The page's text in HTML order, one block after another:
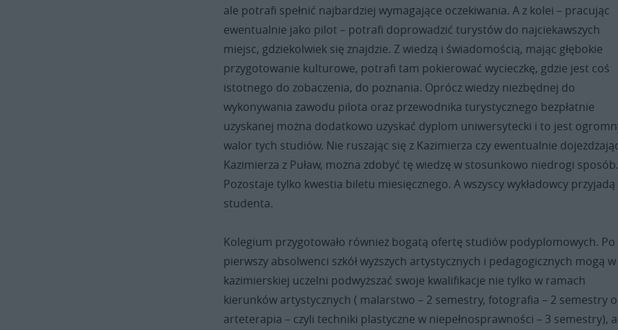
ale potrafi spełnić najbardziej wymagające oczekiwania. A z kolei – pracując
ewentualnie jako pilot – potrafi doprowadzić turystów do najciekawszych
miejsc, gdziekolwiek się znajdzie. Z wiedzą i świadomością, mając głębokie
przygotowanie kulturowe, potrafi tam pokierować wycieczkę, gdzie jest coś
istotnego do zobaczenia, do poznania. Oprócz wiedzy niezbędnej do
wykonywania zawodu pilota oraz przewodnika turystycznego bezpłatnie
uzyskanej można dodatkowo uzyskać dyplom uniwersytecki i to jest
walor tych studiów. Nie ruszając się z Kazimierza czy ewentualnie
Kazimierza z Puław, można zdobyć tę wiedzę w stosunkowo niedrogi
Pozostaje tylko kwestia biletu miesięcznego. A wszyscy wykładowcy
studenta.
Kolegium przygotowało również bogatą ofertę studiów podyplomowych. Po
pierwszy absolwenci szkół wyższych artystycznych i pedagogicznych mogą w
kazimierskiej uczelni podwyższać swoje kwalifikacje nie tylko w ramach
kierunków artystycznych ( malarstwo – 2 semestry, fotografia – 2 semestry
arteterapia – czyli techniki plastyczne w niepełnosprawności – 3 semestry),